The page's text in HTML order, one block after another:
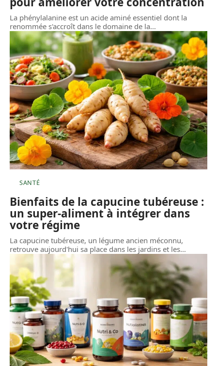
La phénylalanine est un acide aminé essentiel dont la
renommée s'accroît dans le domaine de la…
SANTÉ
Bienfaits de la capucine tubéreuse :
un super-aliment à intégrer dans
votre régime
La capucine tubéreuse, un légume ancien méconnu,
retrouve aujourd'hui sa place dans les jardins et les…